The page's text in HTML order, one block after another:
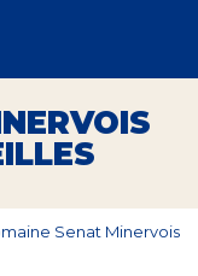
Senat Minervois